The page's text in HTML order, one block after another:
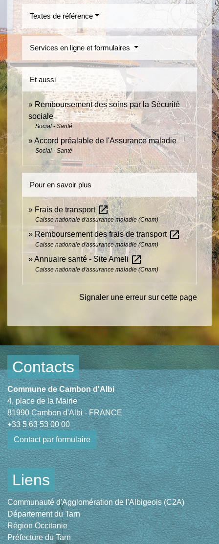
Textes de référence
Services en ligne et formulaires
Et aussi
Remboursement des soins par la Sécurité
sociale
Social - Santé
Accord préalable de l'Assurance maladie
Social - Santé
Pour en savoir plus
Frais de transportopen_in_new
Caisse nationale d'assurance maladie (Cnam)
Remboursement des frais de transport open_in_new
Caisse nationale d'assurance maladie (Cnam)
Annuaire santé - Site Ameliopen_in_new
Caisse nationale d'assurance maladie (Cnam)
Signaler une erreur sur cette page
Contacts
Commune de Cambon d'Albi
4, place de la Mairie
81990 Cambon d'Albi - FRANCE
+33 5 63 53 00 00
Contact par formulaire
Liens
Communauté d'Agglomération de l'Albigeois (C2A)
Département du Tarn
Région Occitanie
Préfecture du Tarn